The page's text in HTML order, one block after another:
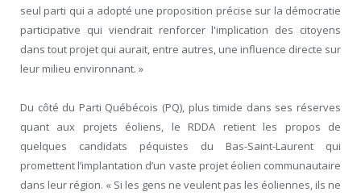
seul parti qui a adopté une proposition précise sur la démocratie
participative qui viendrait renforcer l'implication des citoyens
dans tout projet qui aurait, entre autres, une influence directe sur
leur milieu environnant. »
Du côté du Parti Québécois (PQ), plus timide dans ses réserves
quant aux projets éoliens, le RDDA retient les propos de
quelques candidats péquistes du Bas-Saint-Laurent qui
promettent l’implantation d’un vaste projet éolien communautaire
dans leur région. « Si les gens ne veulent pas les éoliennes, ils ne